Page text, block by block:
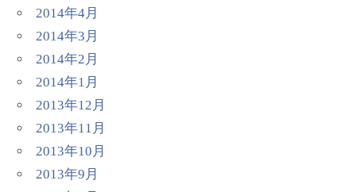
2014年4月
2014年3月
2014年2月
2014年1月
2013年12月
2013年11月
2013年10月
2013年9月